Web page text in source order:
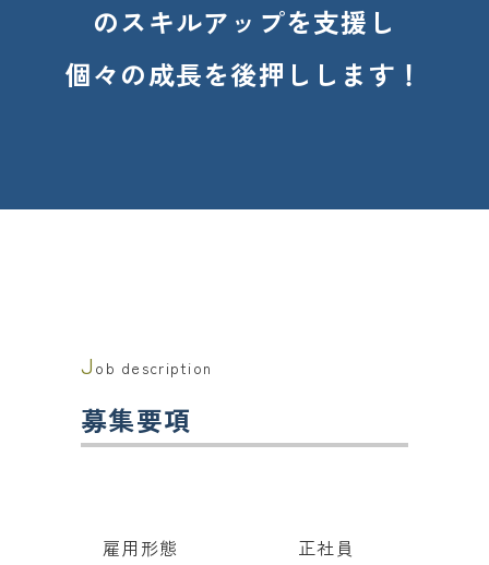
のスキルアップを支援し
個々の成長を後押しします！
J ob description
募集要項
雇用形態 正社員